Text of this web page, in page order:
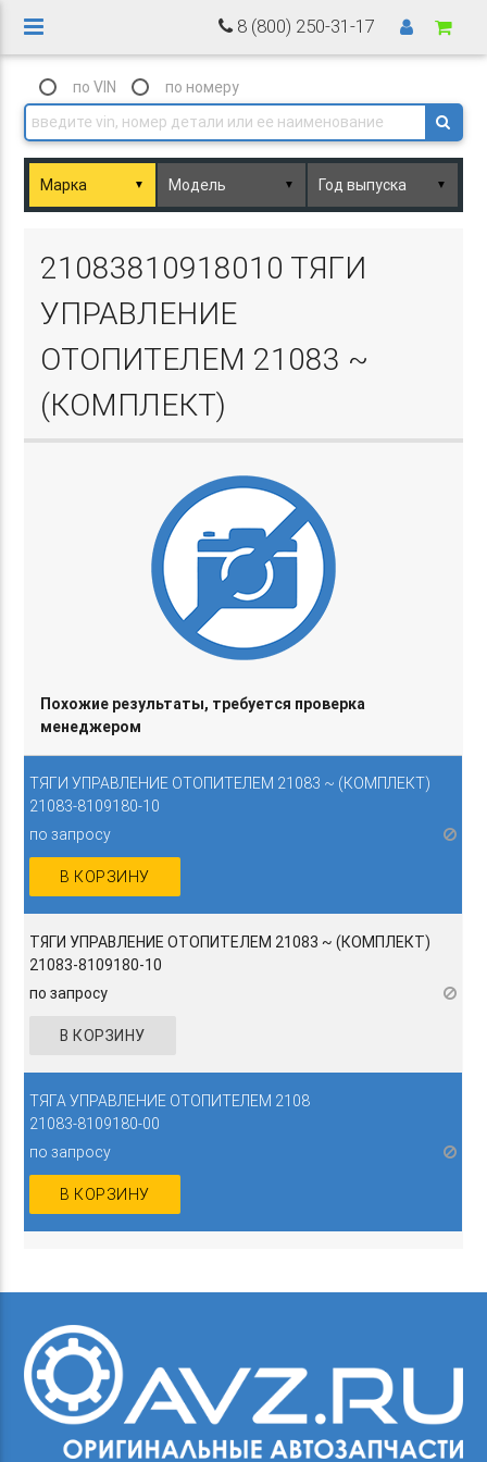
8 (800) 250-31-17
по VIN по номеру
▼ ▼ ▼
21083810918010 ТЯГИ
УПРАВЛЕНИЕ
ОТОПИТЕЛЕМ 21083 ~
(КОМПЛЕКТ)
ТЯГИ УПРАВЛЕНИЕ ОТОПИТЕЛЕМ 21083 ~ (КОМПЛЕКТ)
21083-8109180-10
по запросу
В КОРЗИНУ
ТЯГИ УПРАВЛЕНИЕ ОТОПИТЕЛЕМ 21083 ~ (КОМПЛЕКТ)
21083-8109180-10
по запросу
В КОРЗИНУ
Похожие результаты, требуется проверка
менеджером
ТЯГА УПРАВЛЕНИЕ ОТОПИТЕЛЕМ 2108
21083-8109180-00
по запросу
В КОРЗИНУ